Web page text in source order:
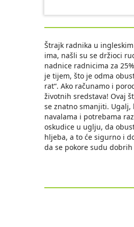
Štrajk radnika u
ima, našli su se držioci
nadnice radnicima za
je tijem, što je odma
rat“. Ako računamo i
životnih sredstava! Ovaj
se znatno smanjiti.
navalama i potrebama
oskudice u uglju, da
hljeba, a to će sigurno i
da se pokore sudu